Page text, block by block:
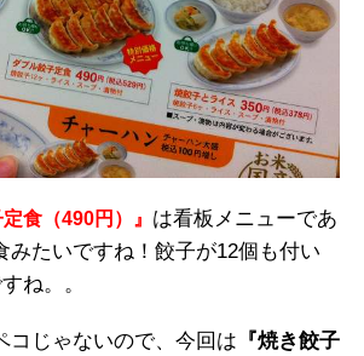
食（490円）』 は看板メニューであ
みたいですね！餃子が12個も付い
ね。。
コじゃないので、今回は 『焼き餃子